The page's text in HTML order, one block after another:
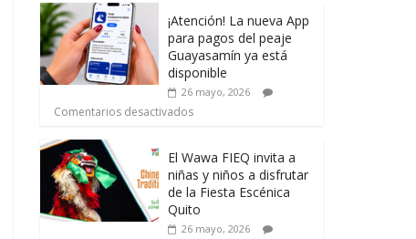
¡Atención! La nueva App
para pagos del peaje
Guayasamín ya está
disponible
26 mayo, 2026
Comentarios desactivados
El Wawa FIEQ invita a
niñas y niños a disfrutar
de la Fiesta Escénica
Quito
26 mayo, 2026